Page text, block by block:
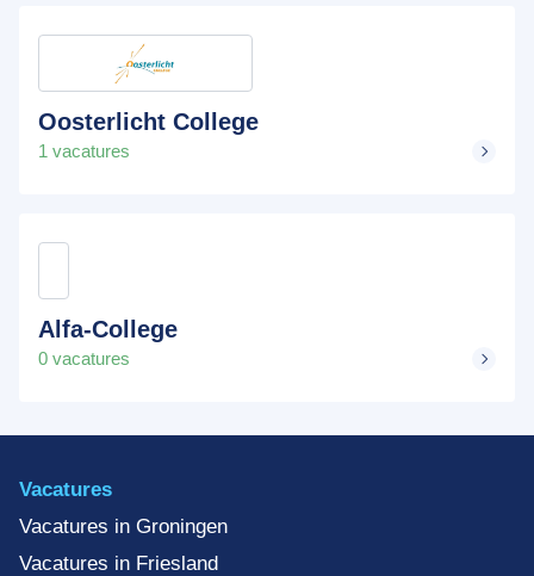
Oosterlicht College
1 vacatures
Alfa-College
0 vacatures
Vacatures
Vacatures in Groningen
Vacatures in Friesland